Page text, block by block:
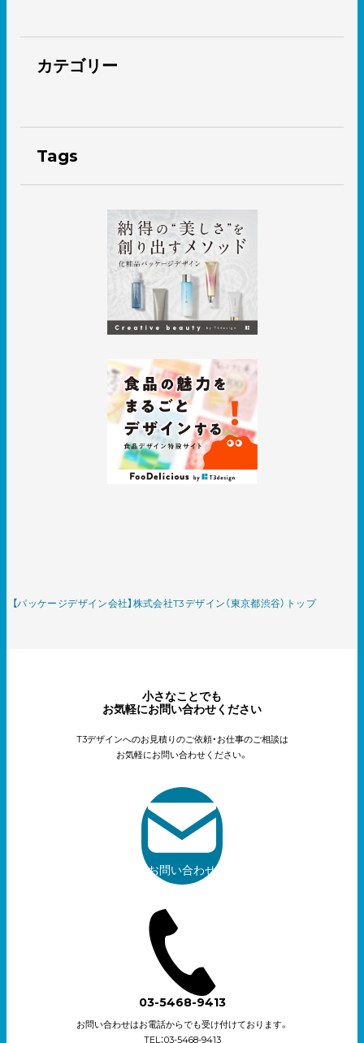
カテゴリー
Tags
【パッケージデザイン会社】株式会社T3デザイン（東京都渋谷）トップ
小さなことでも
お気軽にお問い合わせください
T3デザインへのお見積りのご依頼・お仕事のご相談は
お気軽にお問い合わせください。
お問い合わせ
03-5468-9413
お問い合わせはお電話からでも受け付けております。
TEL：03-5468-9413